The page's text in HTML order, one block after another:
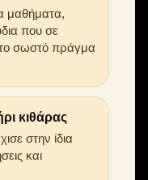
μαθήματα,
που σε
σωστό πράγμα
κιθάρας
στην ίδια
και